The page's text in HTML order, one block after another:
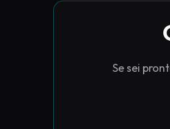
Se sei